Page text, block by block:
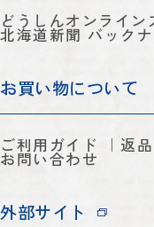
どうしんオンライン
北海道新聞 バック
お買い物について
ご利用ガイド 返
お問い合わせ
外部サイト